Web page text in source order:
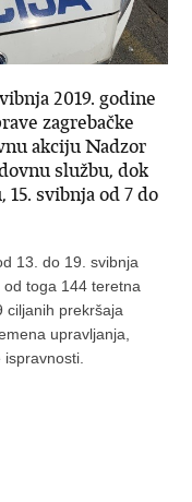
2019. godine
zagrebačke
akciju Nadzor
službu, dok
svibnja od 7 do
13. do 19. svibnja
toga 144 teretna
ciljanih prekršaja
upravljanja,